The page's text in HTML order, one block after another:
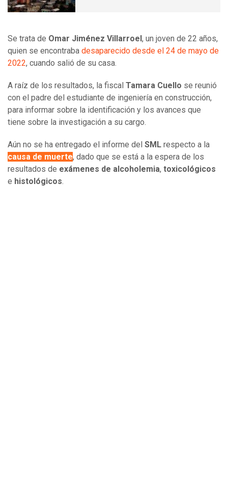
Se trata de Omar Jiménez Villarroel , un joven de 22 años,
quien se encontraba desaparecido desde el 24 de mayo de
2022, cuando salió de su casa.
A raíz de los resultados, la fiscal Tamara Cuello se reunió
con el padre del estudiante de ingeniería en construcción,
para informar sobre la identificación y los avances que
tiene sobre la investigación a su cargo.
Aún no se ha entregado el informe del SML respecto a la
causa de muerte, dado que se está a la espera de los
resultados de exámenes de alcoholemia, toxicológicos
e histológicos.